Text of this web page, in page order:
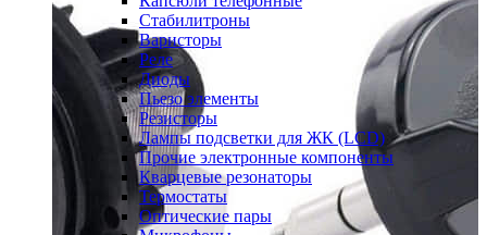
Стабилитроны
Варисторы
Реле
Диоды
Пьезо элементы
Резисторы
Лампы подсветки для ЖК (LCD)
Прочие электронные компоненты
Кварцевые резонаторы
Термостаты
Оптические пары